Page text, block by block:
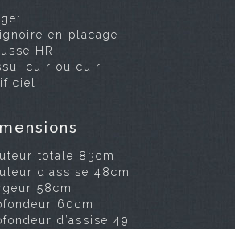
en placage
HR
cuir ou cuir
totale 83cm
d’assise 48cm
58cm
60cm
d’assise 49